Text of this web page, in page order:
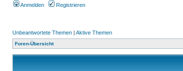
Anmelden Registrieren
Unbeantwortete Themen | Aktive Themen
Foren-Übersicht